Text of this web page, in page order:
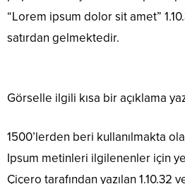
“Lorem ipsum dolor sit amet”
satırdan gelmektedir.
Görselle ilgili kısa bir açıklama
1500’lerden beri kullanılmakta
Ipsum metinleri ilgilenenler için
Çiçero tarafından yazılan 1.10.32